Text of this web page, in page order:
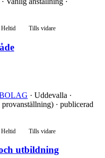
Heltid Tills vidare
· Uddevalla ·
· publicerad
Heltid Tills vidare
utbildning